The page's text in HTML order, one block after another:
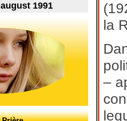
la
–
1991